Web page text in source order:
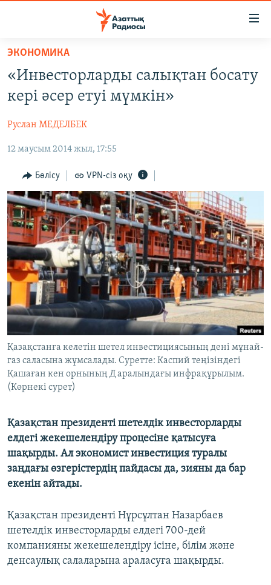
Skip
main
content
to
Navigation
Search
AZATTYQTV
ҚАҢТАР ОҚИҒАСЫ
АДАМ ҚҰҚЫҚТАРЫ
ӘЛЕУМЕТ
ӘЛЕМ
АРНАЙЫ ЖОБАЛАР
Русский
ЖАЗЫЛЫҢЫЗ
Басқа тілдерде
ЭКОНОМИКА
«Инвесторларды салықтан босату
кері әсер етуі мүмкін»
Руслан МЕДЕЛБЕК
12 маусым 2014 жыл, 17:55
Бөлісу VPN-сіз оқу
Қазақстанға келетін шетел инвестициясының дені мұнай-
газ саласына жұмсалады. Суретте: Каспий теңізіндегі
Қашаған кен орнының Д аралындағы инфрақұрылым.
(Көрнекі сурет)
Қазақстан президенті шетелдік инвесторларды
елдегі жекешелендіру процесіне қатысуға
шақырды. Ал экономист инвестиция туралы
заңдағы өзгерістердің пайдасы да, зияны да бар
екенін айтады.
Қазақстан президенті Нұрсұлтан Назарбаев
шетелдік инвесторларды елдегі 700-дей
компанияны жекешелендіру ісіне, білім және
денсаулық салаларына араласуға шақырды.